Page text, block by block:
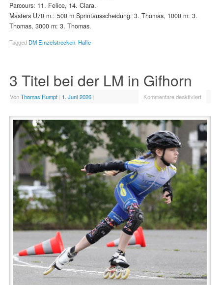
Parcours: 11. Felice, 14. Clara.
Masters U70 m.: 500 m Sprintausscheidung: 3. Thomas, 1000 m: 3.
Thomas, 3000 m: 3. Thomas.
Tagged DM Einzelstrecken, Halle
3 Titel bei der LM in Gifhorn
VonThomas Rumpf | 1. Juni 2026 | Kommentare deaktiviert